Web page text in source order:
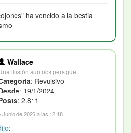
ha vencido a la bestia
Wallace
ilusión aún nos persigue...
: Revulsivo
: 19/1/2024
: 2.811
Junio de 2026 a las 12:18
: